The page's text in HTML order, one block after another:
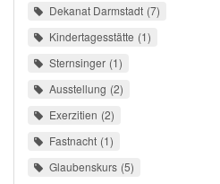
Dekanat Darmstadt 7
Kindertagesstätte 1
Sternsinger 1
Ausstellung 2
Exerzitien 2
Fastnacht 1
Glaubenskurs 5